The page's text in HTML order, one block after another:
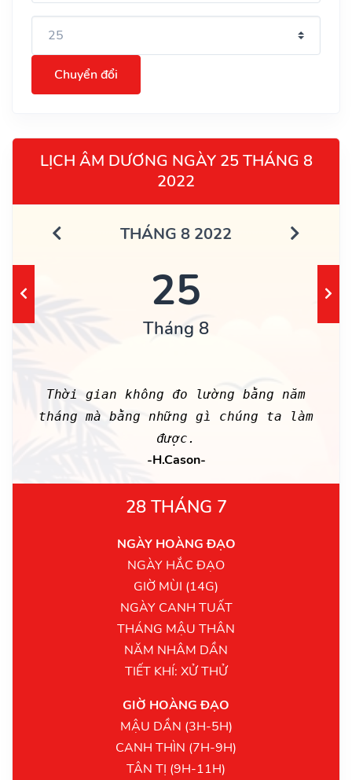
Chuyển đổi
LỊCH ÂM DƯƠNG NGÀY 25 THÁNG 8
2022
THÁNG 8 2022
25
Tháng 8
Thời gian không đo lường bằng năm
tháng mà bằng những gì chúng ta làm
được.
-H.Cason-
28 THÁNG 7
NGÀY HOÀNG ĐẠO
NGÀY HẮC ĐẠO
GIỜ MÙI (14G)
NGÀY CANH TUẤT
THÁNG MẬU THÂN
NĂM NHÂM DẦN
TIẾT KHÍ: XỬ THỬ
GIỜ HOÀNG ĐẠO
MẬU DẦN (3H-5H)
CANH THÌN (7H-9H)
TÂN TỊ (9H-11H)